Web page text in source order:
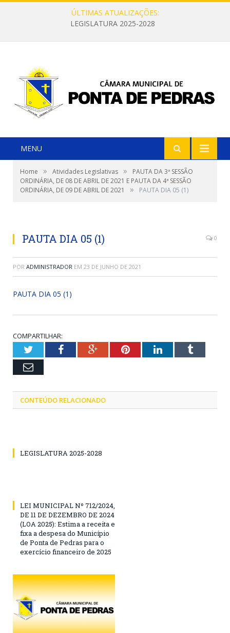
ÚLTIMAS ATUALIZAÇÕES:
LEGISLATURA 2025-2028
MENU
Home » Atividades Legislativas »
PAUTA DA 3ª SESSÃO
ORDINÁRIA, DE 08 DE ABRIL DE 2021 E PAUTA DA 4ª SESSÃO
ORDINÁRIA, DE 09 DE ABRIL DE 2021
» PAUTA DIA 05 (1)
PAUTA DIA 05 (1) 0
POR ADMINISTRADOR EM 23 DE JUNHO DE 2021
PAUTA DIA 05 (1)
COMPARTILHAR:
TwitterFacebookGoogle+PinterestLinkedInTumblr
Email
CONTEÚDO RELACIONADO
LEGISLATURA 2025-2028
LEI MUNICIPAL Nº 712/2024,
DE 11 DE DEZEMBRO DE 2024
(LOA 2025): Estima a receita e
fixa a despesa do Município
de Ponta de Pedras para o
exercício financeiro de 2025